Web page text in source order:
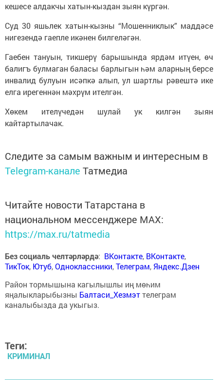
кешесе алдакчы хатын-кыздан зыян күргән.
Суд 30 яшьлек хатын-кызны “Мошенниклык” маддәсе
нигезендә гаепле икәнен билгеләгән.
Гаебен тануын, тикшерү барышында ярдәм итүен, өч
балигъ булмаган баласы барлыгын һәм аларның берсе
инвалид булуын исәпкә алып, ул шартлы рәвештә ике
елга ирегеннән мәхрүм ителгән.
Хөкем ителүчедән шулай ук килгән зыян
кайтартылачак.
Следите за самым важным и интересным в
Telegram-канале Татмедиа
Читайте новости Татарстана в
национальном мессенджере MАХ:
https://max.ru/tatmedia
Без социаль челтәрләрдә: ВКонтакте, ВКонтакте,
ТикТок, Ютуб,Одноклассники,Телеграм, Яндекс.Дзен
Район тормышына кагылышлы иң мөһим
яңалыкларыбызны Балтаси_Хезмэттелеграм
каналыбызда да укыгыз.
Теги:
КРИМИНАЛ